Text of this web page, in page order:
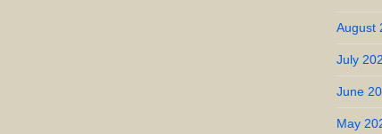
August
July
June
May